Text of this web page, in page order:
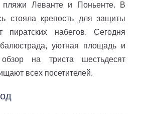
пляжи Леванте и Поньенте. В
стояла крепость для защиты
пиратских набегов. Сегодня
уютная площадь и
на триста шестьдесят
всех посетителей.